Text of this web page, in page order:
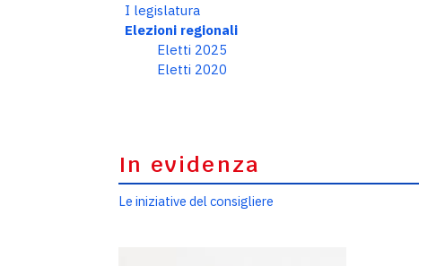
I legislatura
Elezioni regionali
Eletti 2025
Eletti 2020
In evidenza
Le iniziative del consigliere